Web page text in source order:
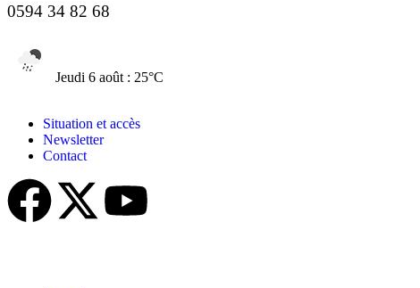
0594 34 82 68
Jeudi 6 août : 25°C
Situation et accès
Newsletter
Contact